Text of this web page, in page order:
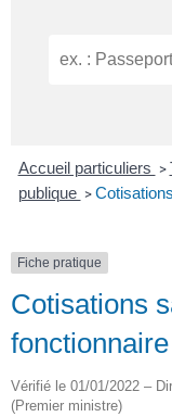
Accueil particuliers >
publique >
Fiche pratique
Cotisations
fonctionnaire
Vérifié le 01/01/2022 –
(Premier ministre)